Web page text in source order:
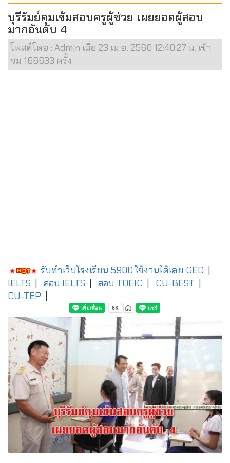
บุรีรัมย์คุมเข้มสอบครูผู้ช่วย เผยยอดผู้สอบ
มากอันดับ 4
โพสต์โดย : Admin เมื่อ 23 เม.ย. 2560 12:40:27 น. เข้า
ชม 166633 ครั้ง
รับทำเว็บโรงเรียน 5900 ใช้งานได้เลย GED
IELTS
สอบ IELTS สอบ TOEIC CU-BEST
CU-TEP